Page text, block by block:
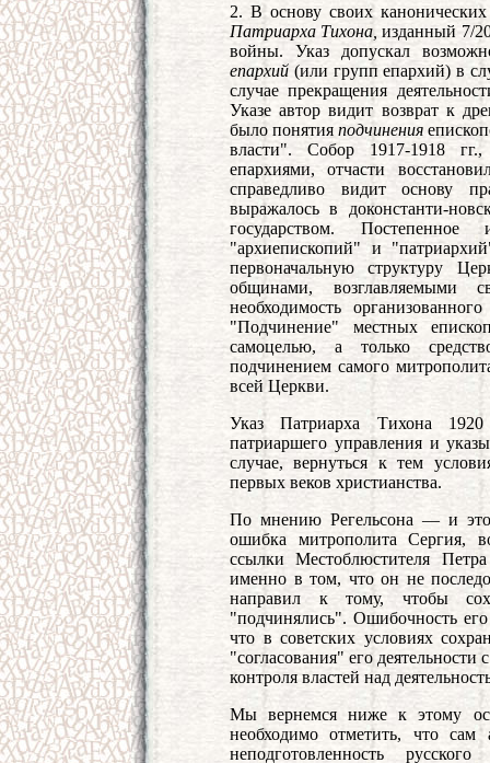
2. В основу своих
Патриарха Тихона,изданный 7/
войны. Указ допускал
епархий (или групп епархий) в
случае прекращения
Указе автор видит возврат к
было понятияподчинения
власти". Собор 1917-1918 гг.,
епархиями, отчасти
справедливо видит основу
выражалось в доконстанти-
государством. Постепенное
"архиепископий" и
первоначальную структуру
общинами, возглавляемыми
необходимость
"Подчинение" местных
самоцелью, а только
подчинением самого
всей Церкви.
Указ Патриарха Тихона
патриаршего управления и
случае, вернуться к тем
первых веков христианства.
По мнению Регельсона — и это
ошибка митрополита Сергия,
ссылки Местоблюстителя
именно в том, что он не
направил к тому, чтобы
"подчинялись". Ошибочность
что в советских условиях
"согласования" его
контроля властей над
Мы вернемся ниже к этому
необходимо отметить, что сам
неподготовленность